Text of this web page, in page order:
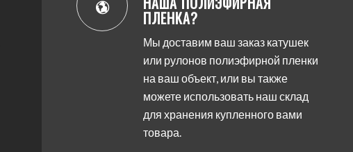
ПЛЕНКА?
Мы доставим ваш заказ катушек
или рулонов полиэфирной пленки
на ваш объект, или вы также
можете использовать наш склад
для хранения купленного вами
товара.